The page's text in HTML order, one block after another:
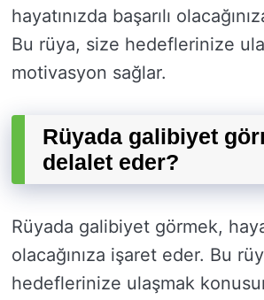
hayatınızda başarılı
Bu rüya, size hedeflerinize
motivasyon sağlar.
Rüyada galibiyet
delalet eder?
Rüyada galibiyet görmek,
olacağınıza işaret eder. Bu
hedeflerinize ulaşmak